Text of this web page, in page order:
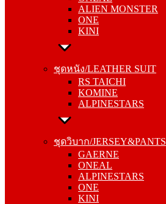
ALIEN MONSTER
ONE
KINI
ชุดหนัง/LEATHER SUIT
RS TAICHI
KOMINE
ALPINESTARS
ชุดวิบาก/JERSEY&PANTS
GAERNE
ONEAL
ALPINESTARS
ONE
KINI
KINI
ชุดหนัง/LEATHER SUIT
KOMINE
ALPINESTARS
ชุดวิบาก/JERSEY&PANTS
ONEAL
ALPINESTARS
ONE
KINI